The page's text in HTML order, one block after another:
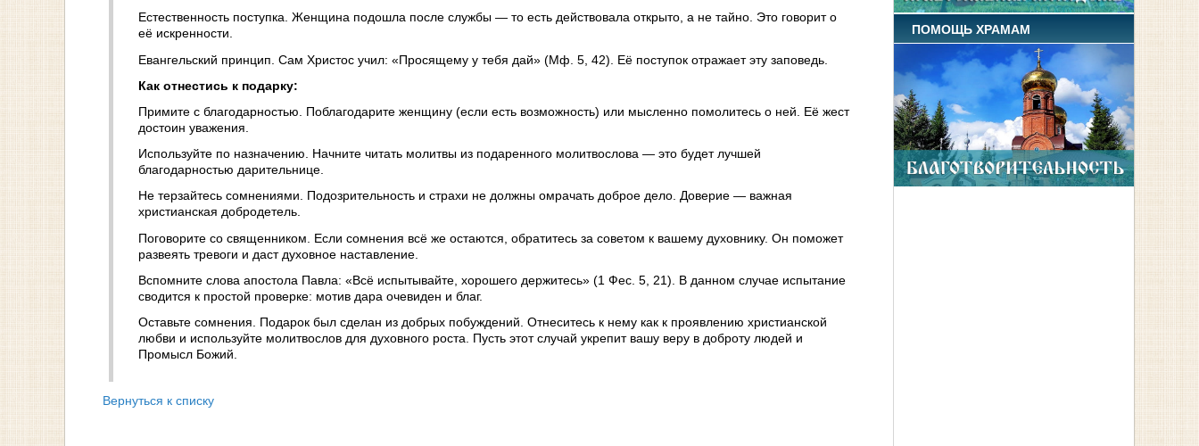
Естественность поступка. Женщина подошла после службы — то есть действовала открыто, а не тайно. Это говорит о
её искренности.
Евангельский принцип. Сам Христос учил: «Просящему у тебя дай» (Мф. 5, 42). Её поступок отражает эту заповедь.
Как отнестись к подарку:
Примите с благодарностью. Поблагодарите женщину (если есть возможность) или мысленно помолитесь о ней. Её жест
достоин уважения.
Используйте по назначению. Начните читать молитвы из подаренного молитвослова — это будет лучшей
благодарностью дарительнице.
Не терзайтесь сомнениями. Подозрительность и страхи не должны омрачать доброе дело. Доверие — важная
христианская добродетель.
Поговорите со священником. Если сомнения всё же остаются, обратитесь за советом к вашему духовнику. Он поможет
развеять тревоги и даст духовное наставление.
Вспомните слова апостола Павла: «Всё испытывайте, хорошего держитесь» (1 Фес. 5, 21). В данном случае испытание
сводится к простой проверке: мотив дара очевиден и благ.
Оставьте сомнения. Подарок был сделан из добрых побуждений. Отнеситесь к нему как к проявлению христианской
любви и используйте молитвослов для духовного роста. Пусть этот случай укрепит вашу веру в доброту людей и
Промысл Божий.
Вернуться к списку
ПОМОЩЬ ХРАМАМ